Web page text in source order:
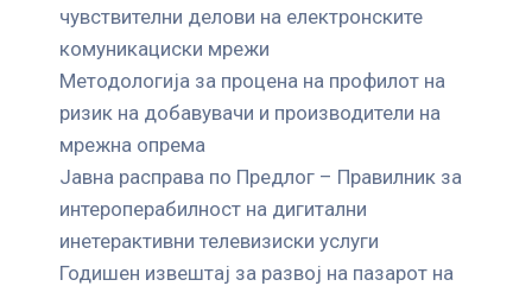
чувствителни делови на електронските
комуникациски мрежи
Mетодологија за процена на профилот на
ризик на добавувачи и производители на
мрежна опрема
Јавна расправа по Предлог – Правилник за
интероперабилност на дигитални
инетерактивни телевизиски услуги
Годишен извештај за развој на пазарот на